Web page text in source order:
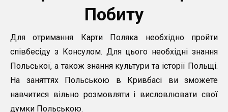
Побиту
Для отримання Карти Поляка необхідно пройти
співбесіду з Консулом. Для цього необхідні знання
Польської, а також знання культури та історії Польщі.
На заняттях Польською в Кривбасі ви зможете
навчитися вільно розмовляти і висловлювати свої
думки Польською.